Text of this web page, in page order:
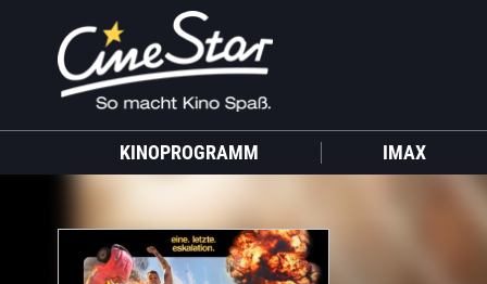
KINOPROGRAMM IMAX